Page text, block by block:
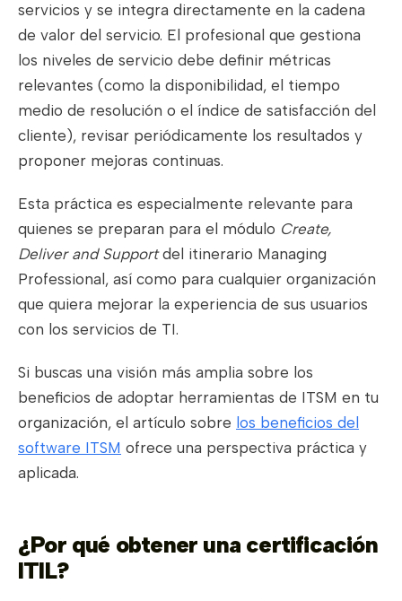
servicios y se integra directamente en la cadena
de valor del servicio. El profesional que gestiona
los niveles de servicio debe definir métricas
relevantes (como la disponibilidad, el tiempo
medio de resolución o el índice de satisfacción del
cliente), revisar periódicamente los resultados y
proponer mejoras continuas.
Esta práctica es especialmente relevante para
quienes se preparan para el módulo Create,
Deliver and Supportdel itinerario Managing
Professional, así como para cualquier organización
que quiera mejorar la experiencia de sus usuarios
con los servicios de TI.
Si buscas una visión más amplia sobre los
beneficios de adoptar herramientas de ITSM en tu
organización, el artículo sobre los beneficios del
software ITSM ofrece una perspectiva práctica y
aplicada.
¿Por qué obtener una certificación
ITIL?